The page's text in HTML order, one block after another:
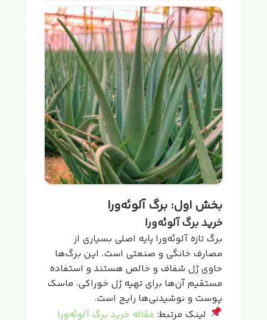
بخش اول: برگ آلوئه‌ورا
خرید برگ آلوئه‌ورا
برگ تازه آلوئه‌ورا پایه اصلی بسیاری از
مصارف خانگی و صنعتی است. این برگ‌ها
حاوی ژل شفاف و خالص هستند و استفاده
مستقیم آن‌ها برای تهیه ژل خوراکی، ماسک
پوست و نوشیدنی‌ها رایج است.
لینک مرتبط: مقاله خرید برگ آلوئه‌ورا